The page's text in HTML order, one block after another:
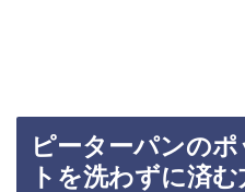
ピーターパンの
トを洗わずに済む